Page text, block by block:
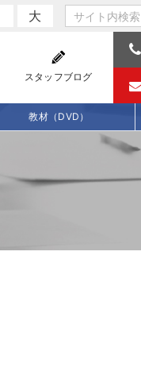
大
スタッフブログ
教材（DVD）